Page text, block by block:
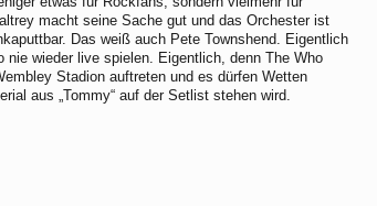
macht seine Sache gut und das Orchester ist
Das weiß auch Pete Townshend. Eigentlich
nie wieder live spielen. Eigentlich, denn The Who
Stadion auftreten und es dürfen Wetten
aus „Tommy“ auf der Setlist stehen wird.